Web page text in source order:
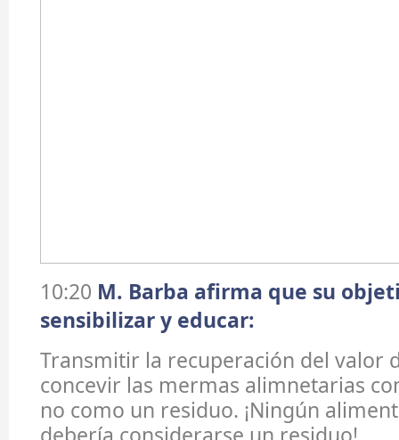
10:20 M. Barba afirma que su
sensibilizar y educar:
Transmitir la recuperación del valor
concevir las mermas alimnetarias
no como un residuo. ¡Ningún